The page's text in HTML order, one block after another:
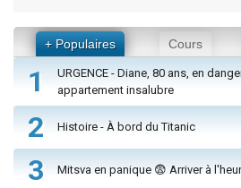
+ Populaires Cours
1
URGENCE - Diane, 80 ans, en
appartement insalubre
2 Histoire - À bord du Titanic
3 Mitsva en panique 😨 Arriver à